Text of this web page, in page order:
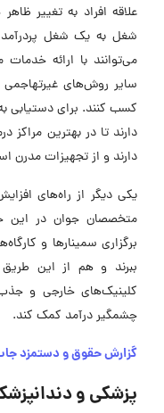
علاقه افراد به تغییر
شغل به یک شغل
می‌توانند با ارائه
سایر روش‌های غیرتهاجمی
کسب کنند. برای دستیابی
دارند تا در بهترین مراکز
دارند و از تجهیزات مدرن
یکی دیگر از راه‌های
متخصصان جوان در این
برگزاری سمینارها و
ببرند و هم از این
کلینیک‌های خارجی و جذب
چشمگیر درآمد کمک کند.
گزارش حقوق و دستمزد
پزشکی و